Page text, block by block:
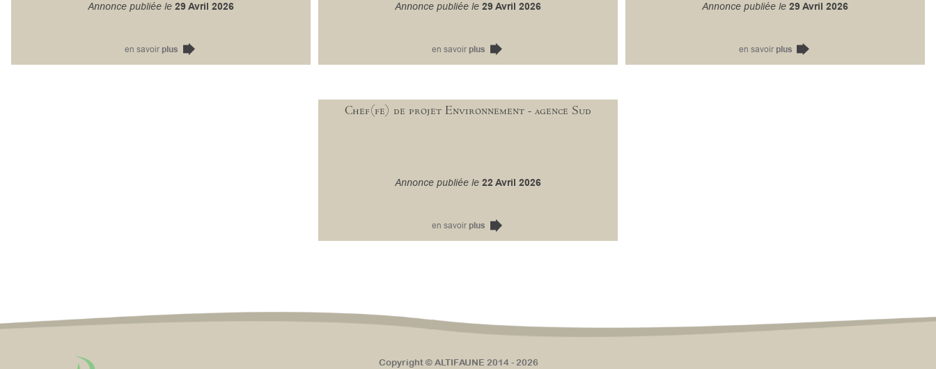
Annonce publiée le29 Avril 2026
en savoir plus
Annonce publiée le 29 Avril 2026
en savoir plus
Annonce publiée le 29 Avril 2026
en savoir plus
Chef(fe) de projet Environnement - agence Sud
Annonce publiée le 22 Avril 2026
en savoir plus
Copyright © ALTIFAUNE 2014 - 2026